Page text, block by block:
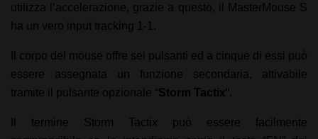
utilizza l’accelerazione, grazie a questo, il MasterMouse S
ha un vero input tracking 1-1.
Il corpo del mouse offre sei pulsanti ed a cinque di essi può
essere assegnata un funzione secondaria, attivabile
tramite il pulsante opzionale “ Storm Tactix“.
Il termine Storm Tactix può essere facilmente